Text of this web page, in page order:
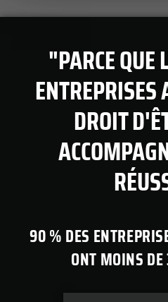
"PARCE QUE
ENTREPRISES
DROIT
90 % DES
ONT MOINS